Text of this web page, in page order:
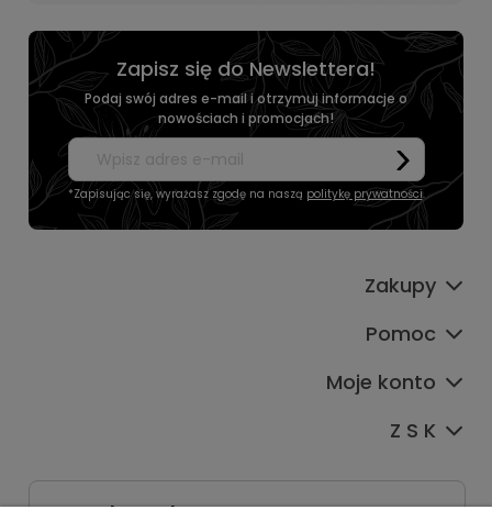
Zapisz się do Newslettera!
Podaj swój adres e-mail i otrzymuj informacje o
nowościach i promocjach!
*Zapisując się, wyrażasz zgodę na naszą politykę prywatności.
Zakupy
Pomoc
Moje konto
Z S K